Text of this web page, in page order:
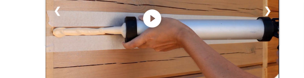
❮ ❯
Не забудьте купить